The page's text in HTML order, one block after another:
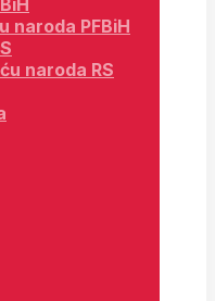
naroda PFBiH
naroda RS